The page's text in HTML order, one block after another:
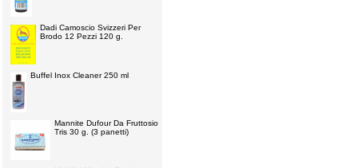
Dadi Camoscio Svizzeri Per
Brodo 12 Pezzi 120 g.
Buffel Inox Cleaner 250 ml
Mannite Dufour Da Fruttosio
Tris 30 g. (3 panetti)